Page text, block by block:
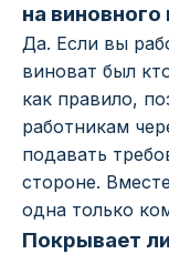
на
Да. Если вы
виноват был
как правило,
работникам
подавать
стороне.
одна только
Покрывает